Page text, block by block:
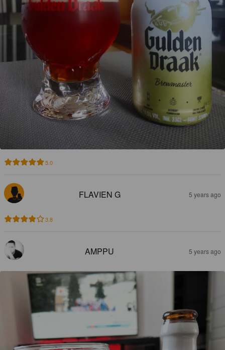
5.0
FLAVIEN G 5 years ago
3.8
AMPPU 5 years ago